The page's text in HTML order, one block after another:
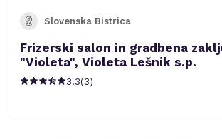
Slovenska Bistrica
Frizerski salon in gradbena
"Violeta", Violeta Lešnik s.p.
3.3(3)